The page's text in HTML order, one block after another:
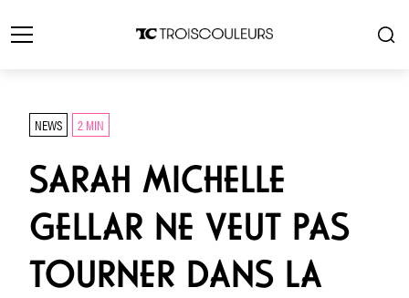
NEWS 2 MIN
SARAH MICHELLE
GELLAR NE VEUT PAS
TOURNER DANS LA